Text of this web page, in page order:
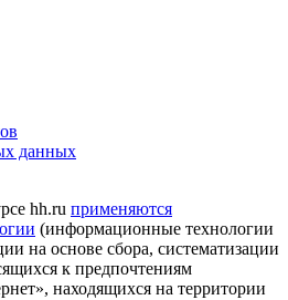
данных
hh.ru применяются
(информационные технологии
на основе сбора, систематизации
к предпочтениям
находящихся на территории